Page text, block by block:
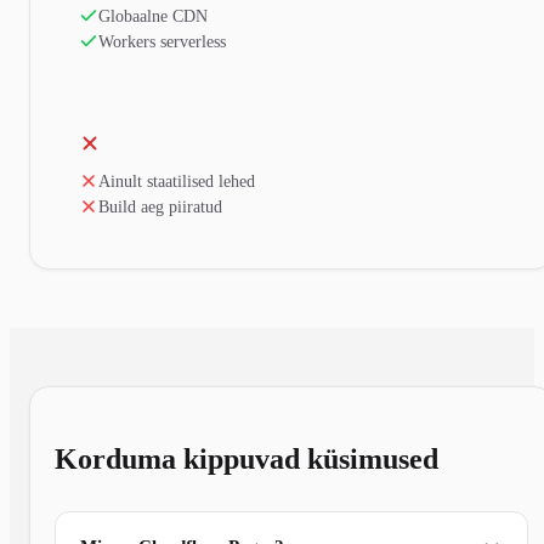
Globaalne CDN
Workers serverless
Ainult staatilised lehed
Build aeg piiratud
Korduma kippuvad küsimused